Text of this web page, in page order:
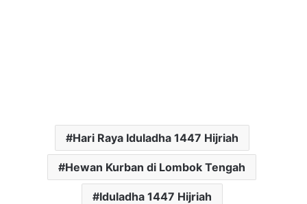
Hari Raya Iduladha 1447 Hijriah
Hewan Kurban di Lombok Tengah
Iduladha 1447 Hijriah